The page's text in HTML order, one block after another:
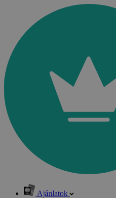
Ajánlatok